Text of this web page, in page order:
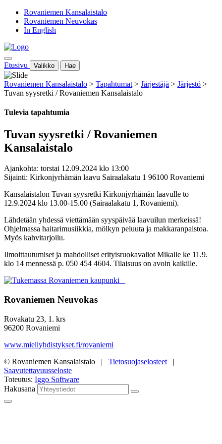
Rovaniemen Kansalaistalo
Rovaniemen Neuvokas
In English
Etusivu Valikko Hae
Rovaniemen Kansalaistalo > Tapahtumat > Järjestäjä > Järjestö >
Tuvan syysretki / Rovaniemen Kansalaistalo
Tulevia tapahtumia
Tuvan syysretki / Rovaniemen
Kansalaistalo
Ajankohta: torstai 12.09.2024 klo 13:00
Sijainti: Kirkonjyrhämän laavu Sairaalakatu 1 96100 Rovaniemi
Kansalaistalon Tuvan syysretki Kirkonjyrhämän laavulle to
12.9.2024 klo 13.00-15.00 (Sairaalakatu 1, Rovaniemi).
Lähdetään yhdessä viettämään syyspäivää laavuilun merkeissä!
Ohjelmassa haitarimusiikkia, mölkyn peluuta ja makkaranpaistoa.
Myös kahvitarjoilu.
Ilmoittautumiset ja mahdolliset erityisruokavaliotMikalle ke 11.9.
klo 14 mennessä p. 050 454 4604. Tilaisuus on avoin kaikille.
Rovaniemen Neuvokas
Rovakatu 23, 1. krs
96200 Rovaniemi
www.mieliyhdistykset.fi/rovaniemi
© Rovaniemen Kansalaistalo | Tietosuojaselosteet |
Saavutettavuusseloste
Toteutus: Iggo Software
Hakusana